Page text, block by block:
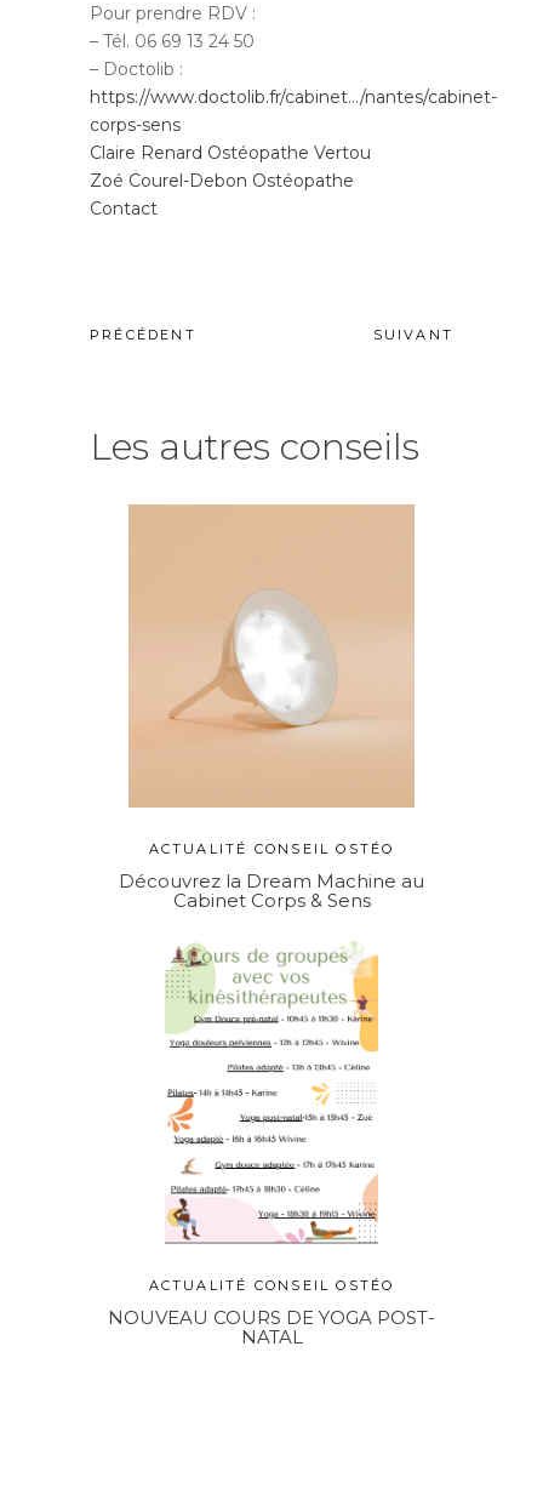
Pour prendre RDV :
– Tél. 06 69 13 24 50
– Doctolib :
https://www.doctolib.fr/cabinet…/nantes/cabinet-
corps-sens
Claire Renard Ostéopathe Vertou
Zoé Courel-Debon Ostéopathe
Contact
PRÉCÉDENT SUIVANT
Les autres conseils
ACTUALITÉ CONSEIL OSTÉO
Découvrez la Dream Machine au
Cabinet Corps & Sens
ACTUALITÉ CONSEIL OSTÉO
NOUVEAU COURS DE YOGA POST-
NATAL